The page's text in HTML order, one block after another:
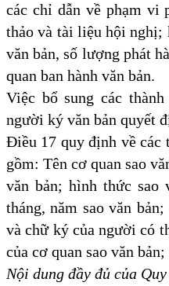
các chỉ dẫn về phạm vi
thảo và tài liệu hội nghị;
văn bản, số lượng phát
quan ban hành văn bản.
Việc bổ sung các
người ký văn bản quyết
Điều 17 quy định về các
gồm: Tên cơ quan sao
văn bản; hình thức sao
tháng, năm sao văn
và chữ ký của người có
của cơ quan sao văn
Nội dung đầy đủ của